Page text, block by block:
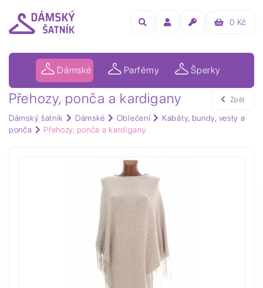
0 Kč
Dámské Parfémy Šperky
Přehozy, ponča a kardigany
Dámský šatník Dámské Oblečení
Kabáty, bundy, vesty a
ponča
Přehozy, ponča a kardigany
Zpět